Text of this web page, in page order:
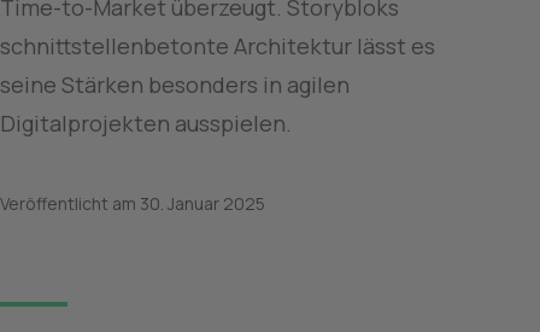
Time-to-Market überzeugt. Storybloks
schnittstellenbetonte Architektur lässt es
seine Stärken besonders in agilen
Digitalprojekten ausspielen.
Veröffentlicht am 30. Januar 2025